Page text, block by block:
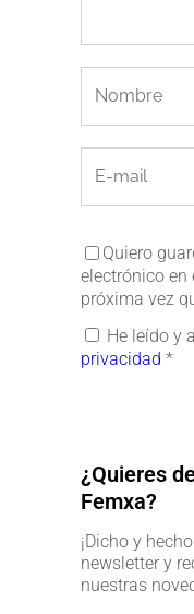
Quiero
electrónico en
próxima vez
He leído y
privacidad *
¿Quieres
Femxa?
¡Dicho y
newsletter y
nuestras